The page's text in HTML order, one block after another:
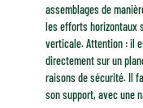
assemblages de
les efforts horizontaux
verticale. Attention : il
directement sur un
raisons de sécurité. Il
son support, avec une